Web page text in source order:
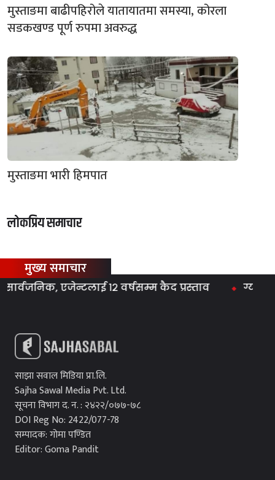
मुस्ताङमा बाढीपहिरोले यातायातमा समस्या, कोरला
सडकखण्ड पूर्ण रुपमा अवरुद्ध
मुस्ताङमा भारी हिमपात
लोकप्रिय समाचार
मुख्य समाचार
एजेन्टलाई १२ वर्षसम्म कैद प्रस्ताव ग्यास
साझा सवाल मिडिया प्रा.लि.
Sajha Sawal Media Pvt. Ltd.
सूचना विभाग द. न. : २४२२/०७७-७८
DOI Reg No: 2422/077-78
सम्पादक: गोमा पण्डित
Editor: Goma Pandit